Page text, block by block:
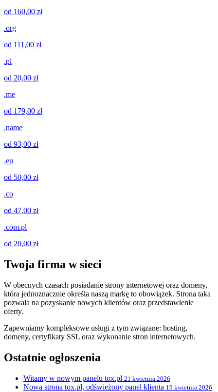
od 160,00 zł
.org
od 111,00 zł
.pl
od 20,00 zł
.me
od 179,00 zł
.name
od 93,00 zł
.eu
od 50,00 zł
.co
od 47,00 zł
.com.pl
od 20,00 zł
Twoja firma w sieci
W obecnych czasach posiadanie strony internetowej oraz domeny,
która jednoznacznie określa naszą markę to obowiązek. Strona taka
pozwala na pozyskanie nowych klientów oraz przedstawienie
oferty.
Zapewniamy kompleksowe usługi z tym związane: hosting,
domeny, certyfikaty SSL oraz wykonanie stron internetowych.
Ostatnie ogłoszenia
Witamy w nowym panelu tox.pl 21 kwietnia 2026
Nowa strona tox.pl, odświeżony panel klienta 19 kwietnia 2026